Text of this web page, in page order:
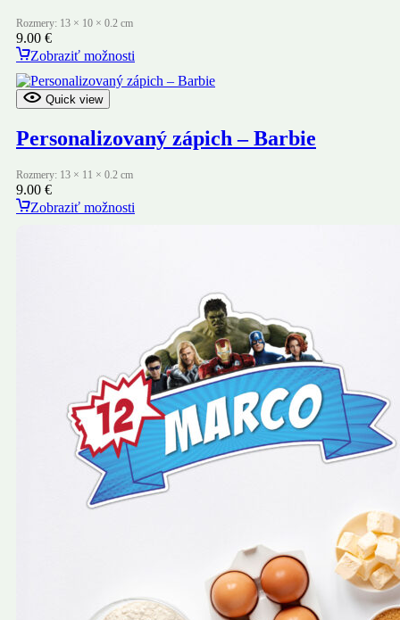
Rozmery: 13 × 10 × 0.2 cm
9.00 €
Zobraziť možnosti
Quick view
Personalizovaný zápich – Barbie
Rozmery: 13 × 11 × 0.2 cm
9.00 €
Zobraziť možnosti